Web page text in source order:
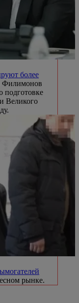
более
Филимонов
подготовке
Великого
рынке.